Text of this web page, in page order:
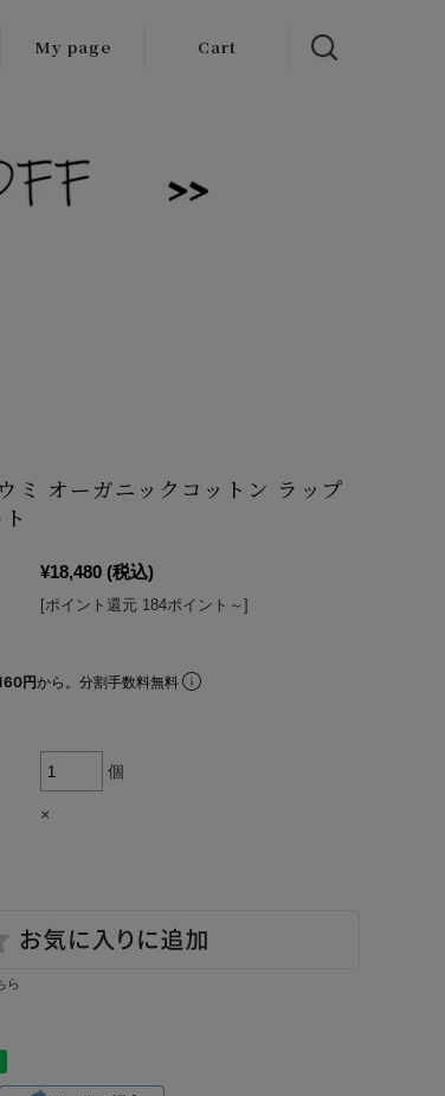
My page Cart
オーガニックコットン ラップ
¥18,480 (税込)
[ポイント還元 184ポイント～]
円から。分割手数料無料
個
×
ら